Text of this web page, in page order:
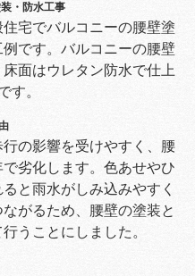
・防水工事
宅でバルコニーの腰壁塗
です。バルコニーの腰壁
床面はウレタン防水で仕上
す。
の影響を受けやすく、腰
劣化します。色あせやひ
と雨水がしみ込みやすく
がるため、腰壁の塗装と
うことにしました。